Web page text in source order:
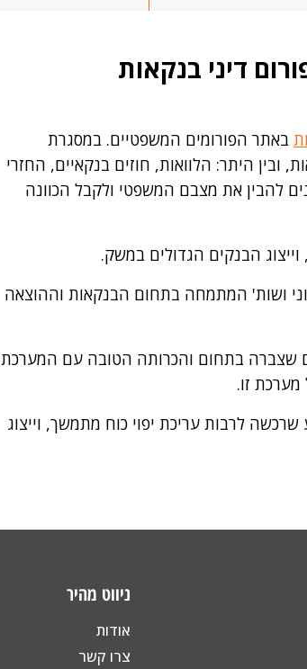
דיני בנקאות
באתר הפורומים המשפטיים. במסגרת
ובין היתר: הלוואות, חוזים בנקאיים, החזרי
להבין את מצבם המשפטי ולקבל הכוונה
עו"ד שמעוני ושות' המתמחה בתחום הבנקאות וההוצאה
בתחום והכרותה הטובה עם המערכת
זו.
לרבות עריכת יפוי כוח מתמשך, וייצוג
ניווט מהיר
אודות
צרו קשר